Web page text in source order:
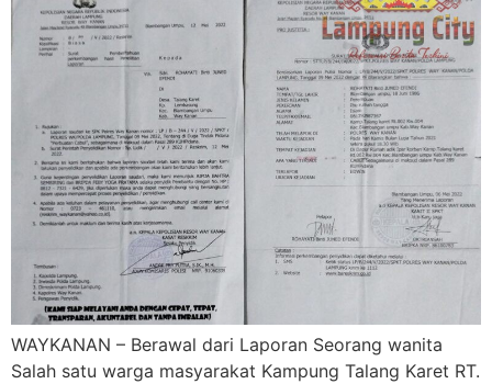
WAYKANAN – Berawal dari Laporan Seorang wanita
Salah satu warga masyarakat Kampung Talang Karet RT.